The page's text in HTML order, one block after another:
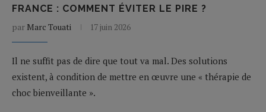
FRANCE : COMMENT ÉVITER LE PIRE ?
par Marc Touati 17 juin 2026
Il ne suffit pas de dire que tout va mal. Des solutions
existent, à condition de mettre en œuvre une « thérapie de
choc bienveillante ».